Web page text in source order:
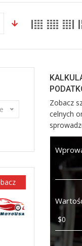
Zobacz
celnych